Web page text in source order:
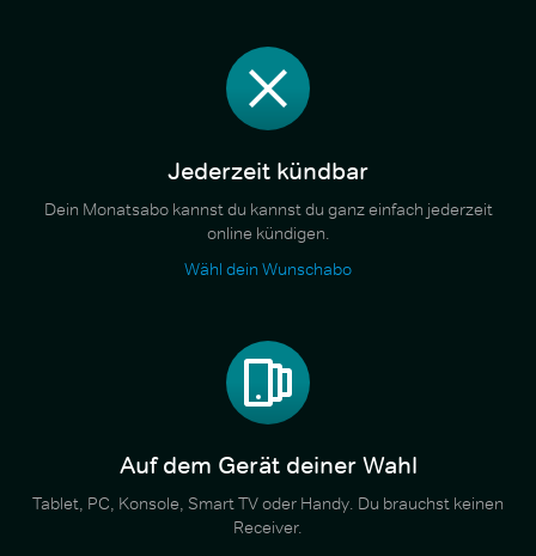
Jederzeit kündbar
Dein Monatsabo kannst du kannst du ganz einfach jederzeit
online kündigen.
Wähl dein Wunschabo
Auf dem Gerät deiner Wahl
Tablet, PC, Konsole, Smart TV oder Handy. Du brauchst keinen
Receiver.